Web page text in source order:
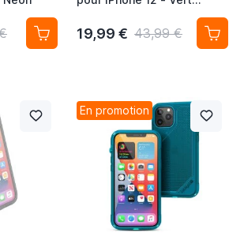
19,99 € 43,99 €
En promotion